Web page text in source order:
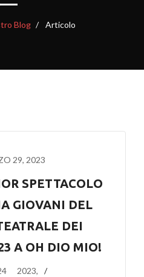
Blog Articolo
29, 2023
SPETTACOLO
GIOVANI DEL
DEI
A OH DIO MIO!
,
2023